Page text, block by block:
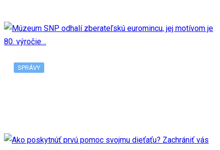
SPRÁVY